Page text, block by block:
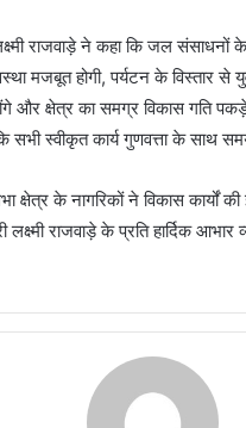
राजवाड़े ने कहा कि जल संसाधनों
मजबूत होगी, पर्यटन के विस्तार
और क्षेत्र का समग्र विकास गति
सभी स्वीकृत कार्य गुणवत्ता के साथ
क्षेत्र के नागरिकों ने विकास कार्यों
राजवाड़े के प्रति हार्दिक आभार